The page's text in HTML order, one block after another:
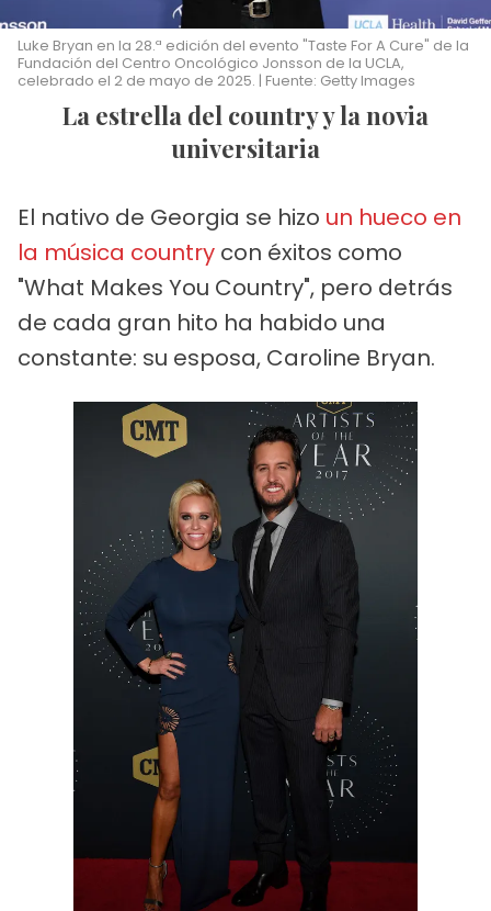
Luke Bryan en la 28.ª edición del evento "Taste For A Cure" de la
Fundación del Centro Oncológico Jonsson de la UCLA,
celebrado el 2 de mayo de 2025. | Fuente: Getty Images
La estrella del country y la novia
universitaria
El nativo de Georgia se hizo un hueco en
la música country con éxitos como
"What Makes You Country", pero detrás
de cada gran hito ha habido una
constante: su esposa, Caroline Bryan.